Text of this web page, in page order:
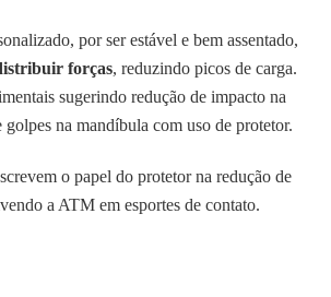
por ser estável e bem assentado,
forças, reduzindo picos de carga.
sugerindo redução de impacto na
na mandíbula com uso de protetor.
o papel do protetor na redução de
a ATM em esportes de contato.